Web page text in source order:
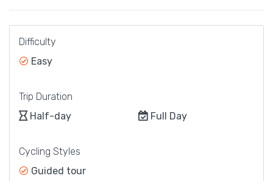
Difficulty
Easy
Trip Duration
Half-day
Full Day
Cycling Styles
Guided tour